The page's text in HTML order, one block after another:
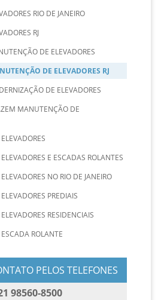
RIO DE JANEIRO
RJ
DE ELEVADORES
DE ELEVADORES RJ
DE ELEVADORES
MANUTENÇÃO DE
E ESCADAS ROLANTES
NO RIO DE JANEIRO
PREDIAIS
RESIDENCIAIS
ROLANTE
E CORRETIVA DE
PELOS TELEFONES
98560-8500